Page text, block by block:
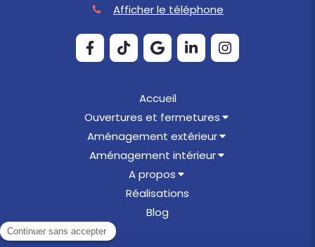
Afficher le téléphone
Accueil
Ouvertures et fermetures
Aménagement extérieur
Aménagement intérieur
A propos
Réalisations
Blog